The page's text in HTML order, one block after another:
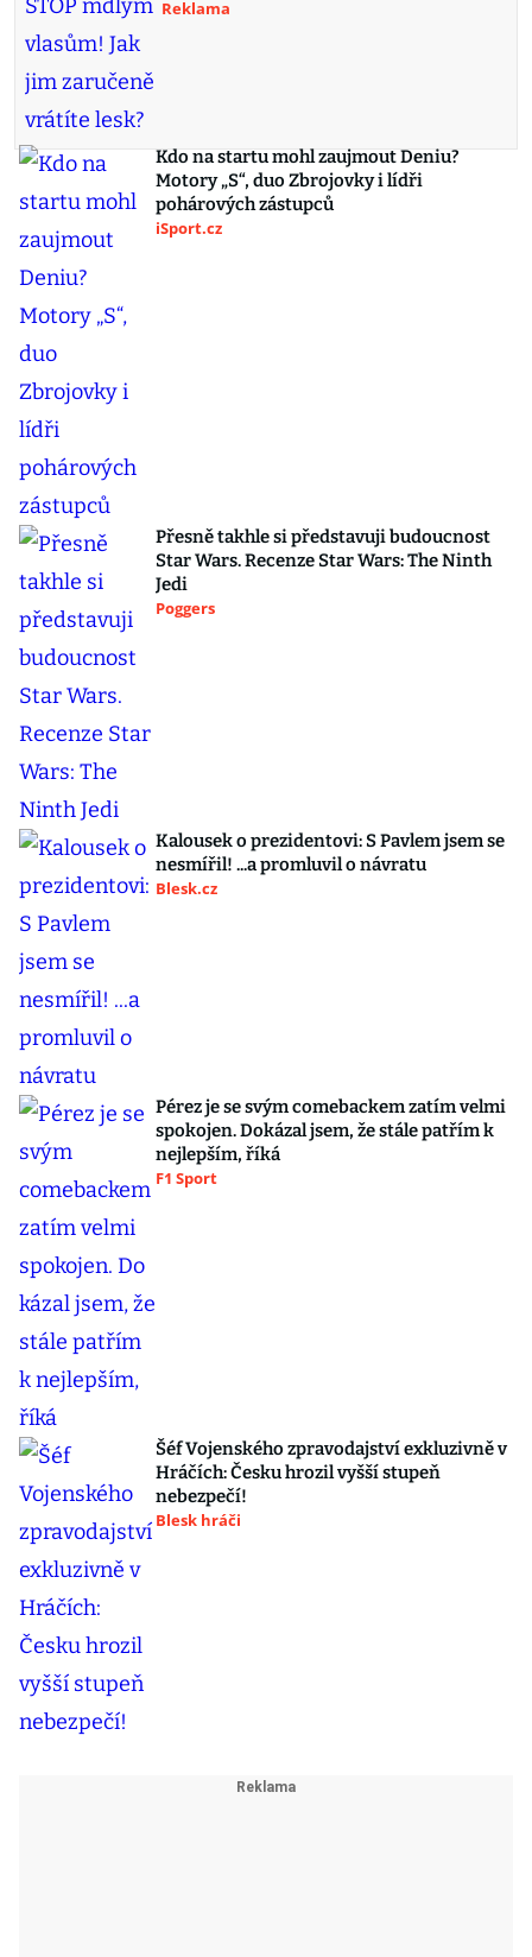
Reklama
Kdo na startu mohl zaujmout Deniu?
Motory „S“, duo Zbrojovky i lídři
pohárových zástupců
iSport.cz
Přesně takhle si představuji budoucnost
Star Wars. Recenze Star Wars: The Ninth
Jedi
Poggers
Kalousek o prezidentovi: S Pavlem jsem se
nesmířil! ...a promluvil o návratu
Blesk.cz
Pérez je se svým comebackem zatím velmi
spokojen. Dokázal jsem, že stále patřím k
nejlepším, říká
F1 Sport
Šéf Vojenského zpravodajství exkluzivně v
Hráčích: Česku hrozil vyšší stupeň
nebezpečí!
Blesk hráči